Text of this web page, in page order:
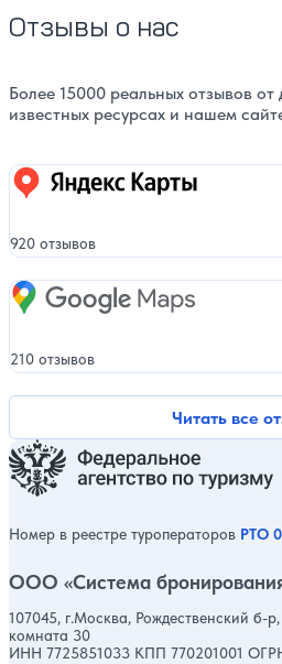
Отзывы о нас
Более 15000 реальных отзывов
известных ресурсах и нашем
Читать все
Яндекс карты
920 отзывов
Google Maps
210 отзывов
Номер в реестре туроператоров РТО
ООО «Система
107045, г.Москва, Рождественский б-
комната 30
ИНН 7725851033 КПП 770201001